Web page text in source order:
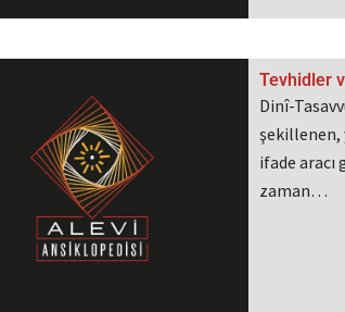
Tevhidler
Dinî-
şekillenen,
ifade
zaman…